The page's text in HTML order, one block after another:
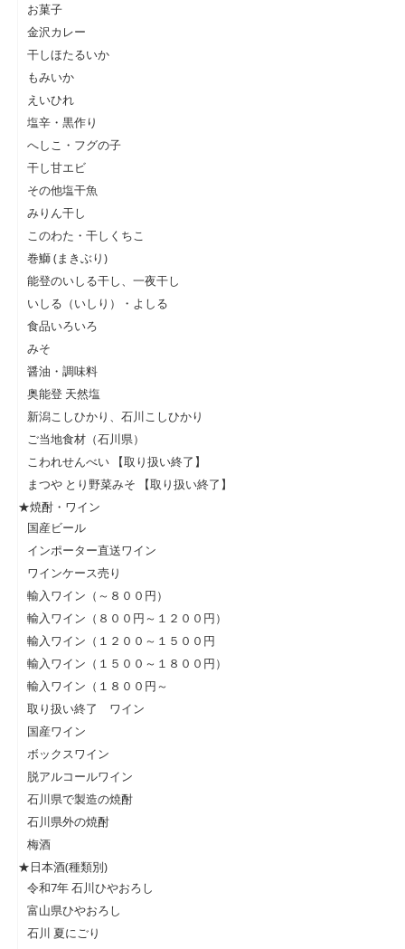
お菓子
金沢カレー
干しほたるいか
もみいか
えいひれ
塩辛・黒作り
へしこ・フグの子
干し甘エビ
その他塩干魚
みりん干し
このわた・干しくちこ
巻鰤 (まきぶり)
能登のいしる干し、一夜干し
いしる（いしり）・よしる
食品いろいろ
みそ
醤油・調味料
奥能登 天然塩
新潟こしひかり、石川こしひかり
ご当地食材（石川県）
こわれせんべい 【取り扱い終了】
まつや とり野菜みそ 【取り扱い終了】
★焼酎・ワイン
国産ビール
インポーター直送ワイン
ワインケース売り
輸入ワイン（～８００円）
輸入ワイン（８００円～１２００円）
輸入ワイン（１２００～１５００円
輸入ワイン（１５００～１８００円）
輸入ワイン（１８００円～
取り扱い終了 ワイン
国産ワイン
ボックスワイン
脱アルコールワイン
石川県で製造の焼酎
石川県外の焼酎
梅酒
★日本酒(種類別)
令和7年 石川ひやおろし
富山県ひやおろし
石川 夏にごり